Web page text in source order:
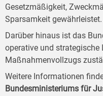
Gesetzmäßigkeit,
Sparsamkeit gewährleistet.
Darüber hinaus ist das
operative und strategische
Maßnahmenvollzugs
Weitere Informationen
Bundesministeriums für